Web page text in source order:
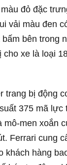
đỏ đặc
vải màu đen
bên trong
xe là loại
trang bị động
375 mã lực
mô-men xoắn
Ferrari cung
khách hàng